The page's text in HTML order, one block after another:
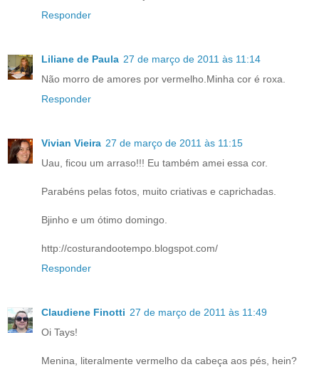
Responder
Liliane de Paula 27 de março de 2011 às 11:14
Não morro de amores por vermelho.Minha cor é roxa.
Responder
Vivian Vieira 27 de março de 2011 às 11:15
Uau, ficou um arraso!!! Eu também amei essa cor.
Parabéns pelas fotos, muito criativas e caprichadas.
Bjinho e um ótimo domingo.
http://costurandootempo.blogspot.com/
Responder
Claudiene Finotti 27 de março de 2011 às 11:49
Oi Tays!
Menina, literalmente vermelho da cabeça aos pés, hein?